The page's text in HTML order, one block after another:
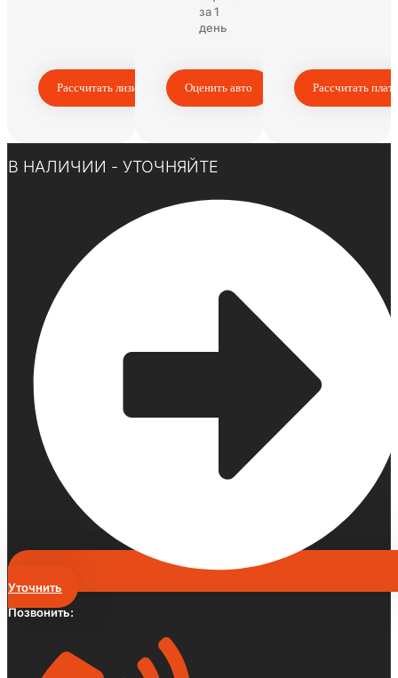
Рассчитать лизинг
за 1
день
Оценить авто Рассчитать
В НАЛИЧИИ - УТОЧНЯЙТЕ
Уточнить
Позвонить: